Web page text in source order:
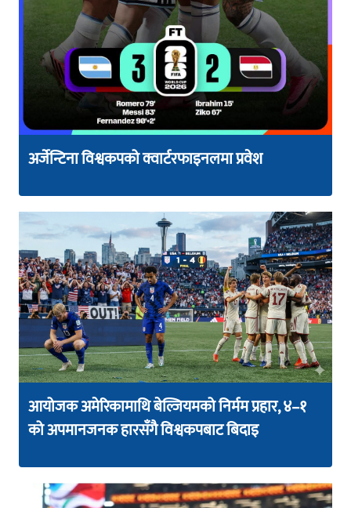
अर्जेन्टिना विश्वकपको क्वार्टरफाइनलमा प्रवेश
आयोजक अमेरिकामाथि बेल्जियमको निर्मम प्रहार, ४–१
को अपमानजनक हारसँगै विश्वकपबाट बिदाइ